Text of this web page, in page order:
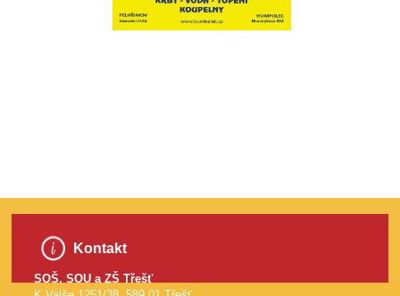
Kontakt
SOŠ, SOU a ZŠ Třešť